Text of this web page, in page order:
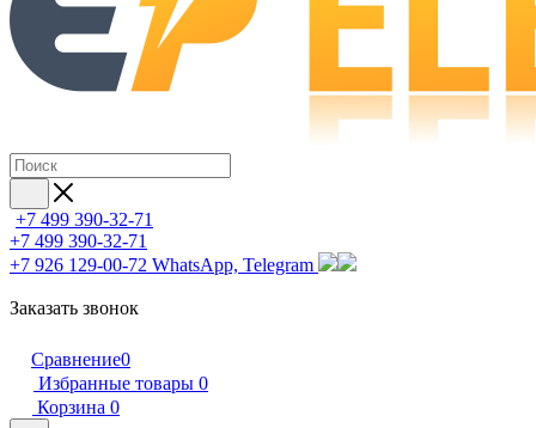
+7 499 390-32-71
+7 499 390-32-71
+7 926 129-00-72 WhatsApp, Telegram
Заказать звонок
Сравнение0
Избранные товары 0
Корзина 0